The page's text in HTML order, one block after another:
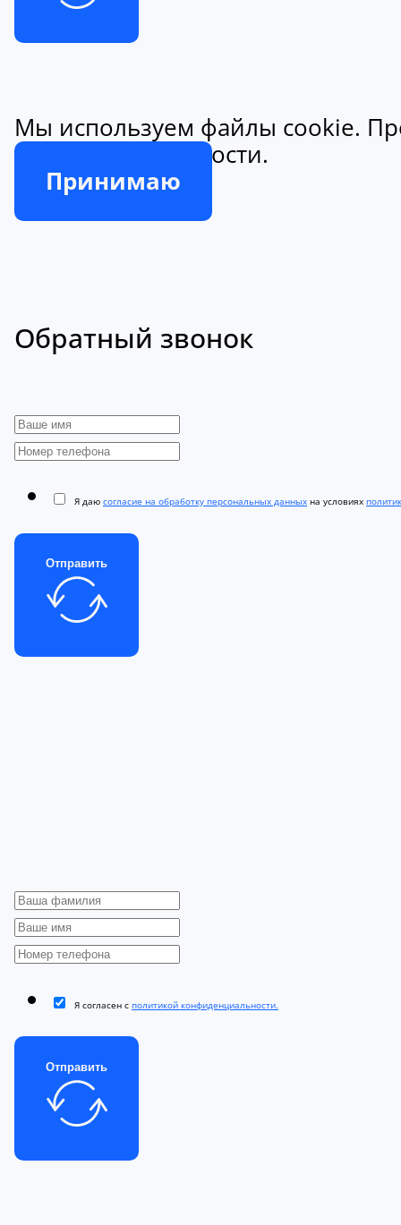
Мы используем файлы cookie.
конфиденциальности.
Принимаю
Обратный звонок
Я даю согласие на обработку персональных данных на условиях
Отправить
Я согласен с политикой конфиденциальности.
Отправить